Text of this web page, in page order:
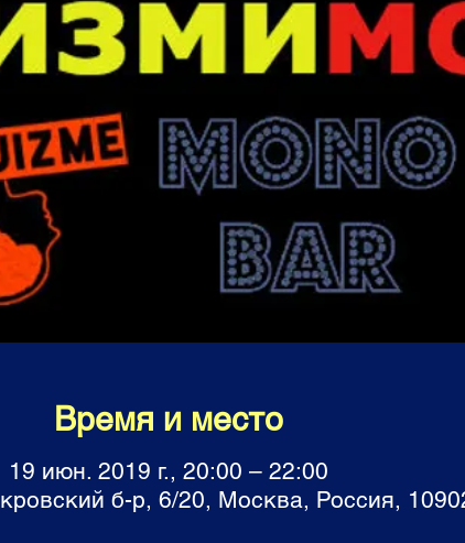
Время и место
19 июн. 2019 г., 20:00 – 22:00
б-р, 6/20, Москва, Россия,